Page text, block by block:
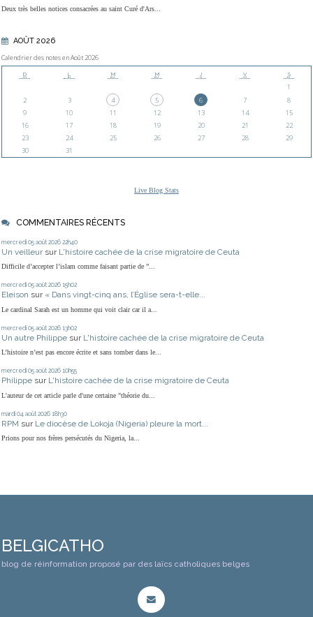
Deux très belles notices consacrées au saint Curé d'Ars...
AOÛT 2026
Calendrier des notes en Août 2026
D L M M J V S
1
2
3 4 5 6 7
8
9
10 11 12 13 14
15
16
17 18 19 20 21
22
23
24 25 26 27 28
29
30
31
Live Blog Stats
COMMENTAIRES RÉCENTS
mercredi 05 août 2026 22h40
Un veilleur sur L'histoire cachée de la crise migratoire de Ceuta
Difficile d’accepter l’islam comme faisant partie de ”...
mercredi 05 août 2026 15h02
Eleison sur « Dans vingt-cinq ans, l’Église sera-t-elle...
Le cardinal Sarah est un homme qui voit clair car il a...
mercredi 05 août 2026 13h02
Un autre Philippe sur L'histoire cachée de la crise migratoire de Ceuta
L’histoire n’est pas encore écrite et sans tomber dans le...
mercredi 05 août 2026 10h55
Philippe sur L'histoire cachée de la crise migratoire de Ceuta
L'auteur de cet article parle d'une certaine "théorie du...
mardi 04 août 2026 18h30
RPM sur Le diocèse de Lokoja (Nigeria) pleure la mort...
Prions pour nos frères persécutés du Nigeria, la...
BELGICATHO
blog de réinformation proposé par des laïcs catholiques belges